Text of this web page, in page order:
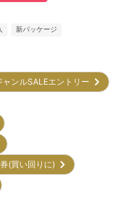
新パッケージ
ャンルSALEエントリー
(買い回りに)